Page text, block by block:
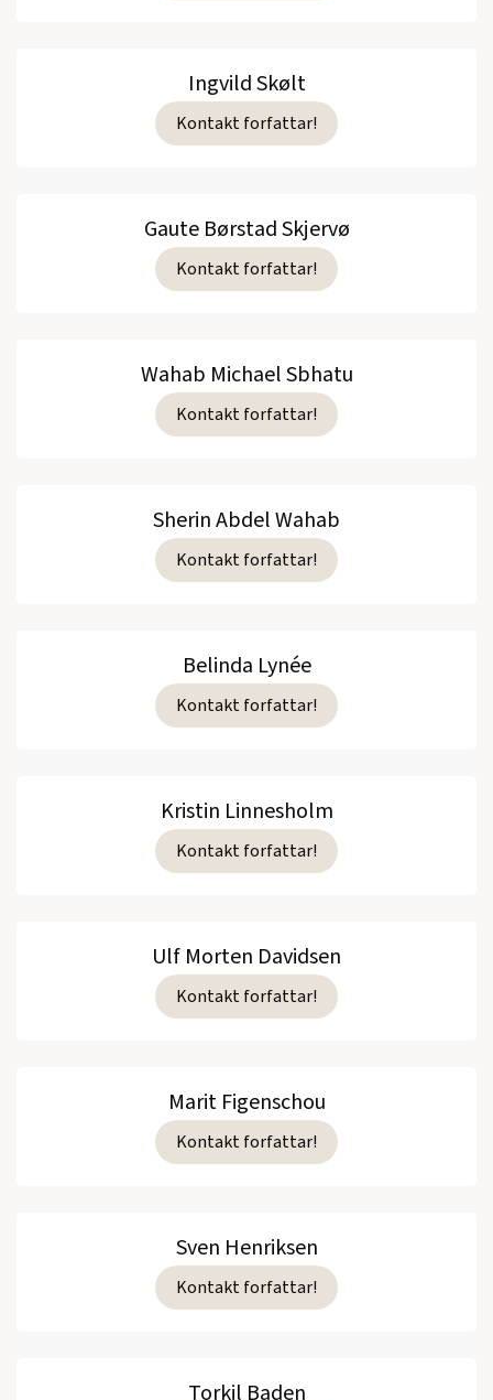
Ingvild Skølt
Kontakt forfattar!
Gaute Børstad Skjervø
Kontakt forfattar!
Wahab Michael Sbhatu
Kontakt forfattar!
Sherin Abdel Wahab
Kontakt forfattar!
Belinda Lynée
Kontakt forfattar!
Kristin Linnesholm
Kontakt forfattar!
Ulf Morten Davidsen
Kontakt forfattar!
Marit Figenschou
Kontakt forfattar!
Sven Henriksen
Kontakt forfattar!
Torkil Baden